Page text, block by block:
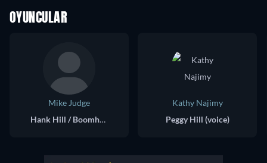
OYUNCULAR
Mike Judge
Hank Hill / Boomhauer (voice)
Kathy Najimy
Peggy Hill (voice)